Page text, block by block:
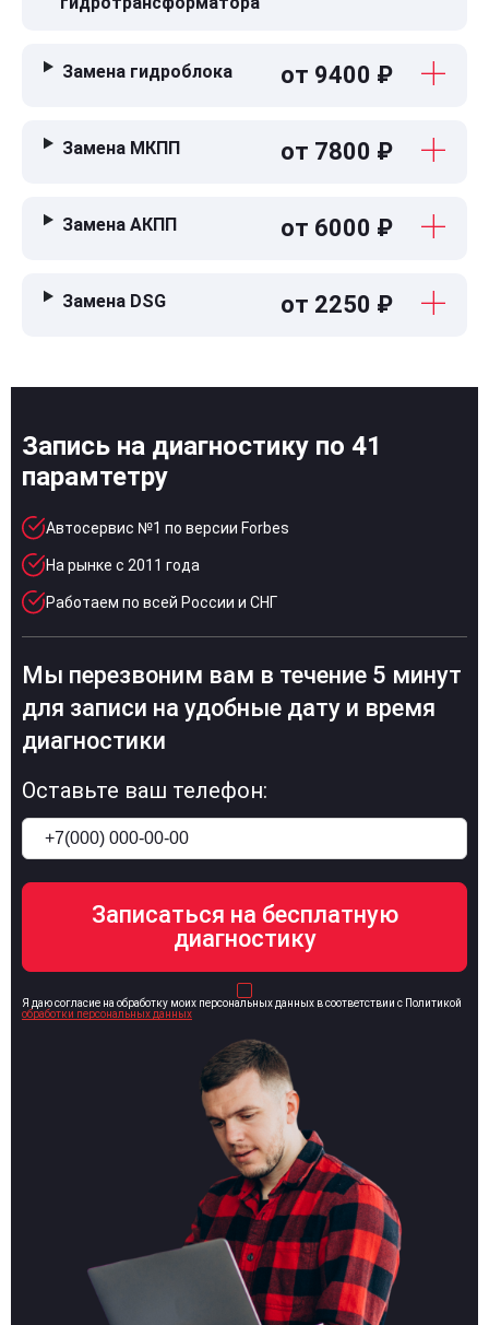
Замена гидроблока от 9400 ₽
Замена МКПП от 7800 ₽
Замена АКПП от 6000 ₽
Замена DSG от 2250 ₽
Запись на диагностику по 41
парамтетру
Автосервис №1 по версии Forbes
На рынке с 2011 года
Работаем по всей России и СНГ
Мы перезвоним вам в течение 5 минут
для записи на удобные дату и время
диагностики
Оставьте ваш телефон:
Я даю согласие на обработку моих персональных данных в соответствии с Политикой
обработки персональных данных